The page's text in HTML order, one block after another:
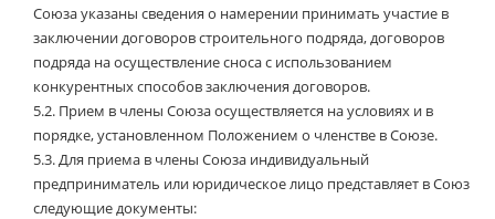
Союза указаны сведения о намерении принимать участие в
заключении договоров строительного подряда, договоров
подряда на осуществление сноса с использованием
конкурентных способов заключения договоров.
5.2. Прием в члены Союза осуществляется на условиях и в
порядке, установленном Положением о членстве в Союзе.
5.3. Для приема в члены Союза индивидуальный
предприниматель или юридическое лицо представляет в Союз
следующие документы: